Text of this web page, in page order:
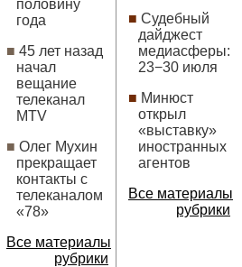
половину
года
45 лет назад
начал
вещание
телеканал
MTV
Олег Мухин
прекращает
контакты с
телеканалом
«78»
Все материалы
рубрики
Судебный
дайджест
медиасферы:
23−30 июля
Минюст
открыл
«выставку»
иностранных
агентов
Все материалы
рубрики